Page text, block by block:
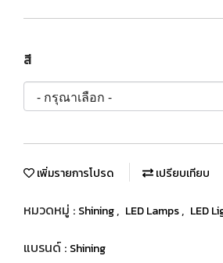
สี
เพิ่มรายการโปรด เปรียบเทียบ
หมวดหมู่ : Shining, LED Lamps, LED
แบรนด์ : Shining